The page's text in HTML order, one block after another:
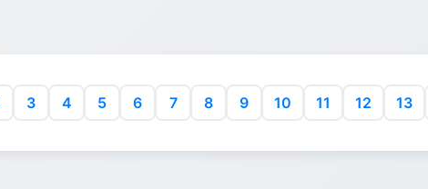
3 4 5 6 7 8 9 10 11 12 13